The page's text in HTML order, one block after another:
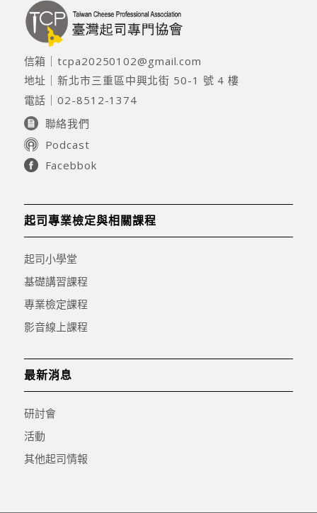
信箱｜tcpa20250102@gmail.com
地址｜新北市三重區中興北街 50-1 號 4 樓
電話｜02-8512-1374
聯絡我們
Podcast
Facebbok
起司專業檢定與相關課程
起司小學堂
基礎講習課程
專業檢定課程
影音線上課程
最新消息
研討會
活動
其他起司情報